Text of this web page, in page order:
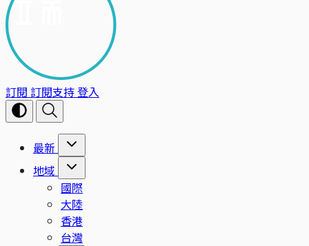
訂閱 訂閱支持登入
最新
地域
國際
大陸
香港
台灣